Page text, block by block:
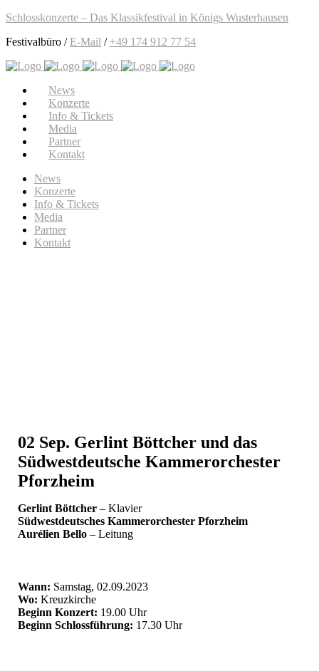
Schlosskonzerte – Das Klassikfestival in Königs Wusterhausen
Festivalbüro /E-Mail / +49 174 912 77 54
News
Konzerte
Info & Tickets
Media
Partner
Kontakt
News
Konzerte
Info & Tickets
Media
Partner
Kontakt
02 Sep. Gerlint Böttcher und das
Südwestdeutsche Kammerorchester
Pforzheim
Gerlint Böttcher – Klavier
Südwestdeutsches Kammerorchester Pforzheim
Aurélien Bello – Leitung
Wann: Samstag, 02.09.2023
Wo:Kreuzkirche
Beginn Konzert: 19.00 Uhr
Beginn Schlossführung: 17.30 Uhr